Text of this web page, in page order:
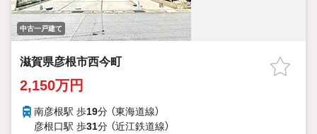
中古一戸建て
滋賀県彦根市西今町
2,150万円
南彦根駅 歩19分 （東海道線）
彦根口駅 歩31分 （近江鉄道線）